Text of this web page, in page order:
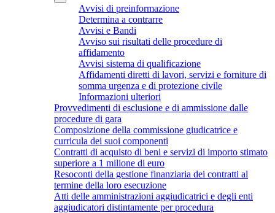
Avvisi di preinformazione
Determina a contrarre
Avvisi e Bandi
Avviso sui risultati delle procedure di
affidamento
Avvisi sistema di qualificazione
Affidamenti diretti di lavori, servizi e forniture di
somma urgenza e di protezione civile
Informazioni ulteriori
Provvedimenti di esclusione e di ammissione dalle
procedure di gara
Composizione della commissione giudicatrice e
curricula dei suoi componenti
Contratti di acquisto di beni e servizi di importo stimato
superiore a 1 milione di euro
Resoconti della gestione finanziaria dei contratti al
termine della loro esecuzione
Atti delle amministrazioni aggiudicatrici e degli enti
aggiudicatori distintamente per procedura